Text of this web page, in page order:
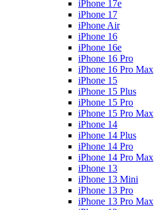
iPhone 17e
iPhone 17
iPhone Air
iPhone 16
iPhone 16e
iPhone 16 Pro
iPhone 16 Pro Max
iPhone 15
iPhone 15 Plus
iPhone 15 Pro
iPhone 15 Pro Max
iPhone 14
iPhone 14 Plus
iPhone 14 Pro
iPhone 14 Pro Max
iPhone 13
iPhone 13 Mini
iPhone 13 Pro
iPhone 13 Pro Max